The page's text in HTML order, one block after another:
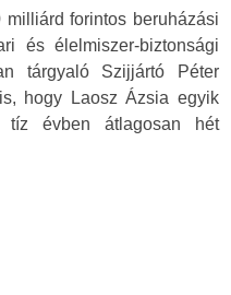
forintos beruházási
és élelmiszer-biztonsági
tárgyaló Szijjártó Péter
hogy Laosz Ázsia egyik
tíz évben átlagosan hét